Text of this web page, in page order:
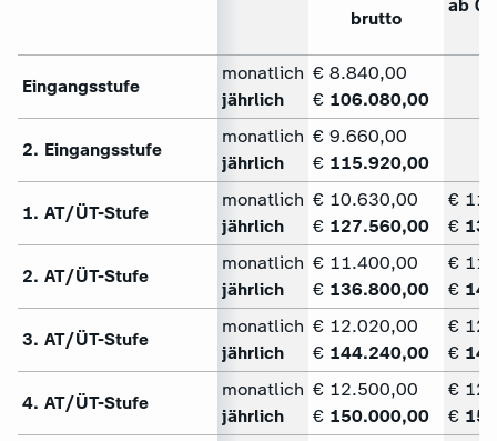
brutto
ab
Eingangsstufe
monatlich
jährlich
€ 8.840,00
€ 106.080,00
2. Eingangsstufe
monatlich
jährlich
€ 9.660,00
€ 115.920,00
1. AT/ÜT-Stufe
monatlich
jährlich
€ 10.630,00
€ 127.560,00
€
€
2. AT/ÜT-Stufe
monatlich
jährlich
€ 11.400,00
€ 136.800,00
€
€
3. AT/ÜT-Stufe
monatlich
jährlich
€ 12.020,00
€ 144.240,00
€
€
4. AT/ÜT-Stufe
monatlich
jährlich
€ 12.500,00
€ 150.000,00
€
€